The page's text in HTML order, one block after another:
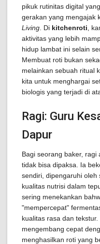
pikuk rutinitas digital
gerakan yang mengajak
Living . Di kitchenroti ,
aktivitas yang lebih
hidup lambat ini selain
Membuat roti bukan
melainkan sebuah ritual
kita untuk menghargai
biologis yang terjadi di
Ragi: Guru
Dapur
Bagi seorang baker, ragi
tidak bisa dipaksa. Ia
sendiri, dipengaruhi oleh
kualitas nutrisi dalam
sering menekankan
"mempercepat"
kualitas rasa dan
mengembang cepat
menghasilkan roti yang